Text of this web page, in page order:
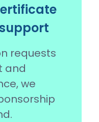
requests
and
we